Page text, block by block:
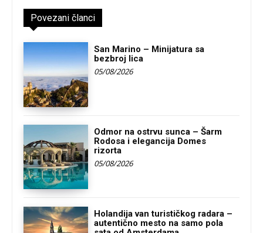
Povezani članci
San Marino – Minijatura sa
bezbroj lica
05/08/2026
Odmor na ostrvu sunca – Šarm
Rodosa i elegancija Domes
rizorta
05/08/2026
Holandija van turističkog radara –
autentično mesto na samo pola